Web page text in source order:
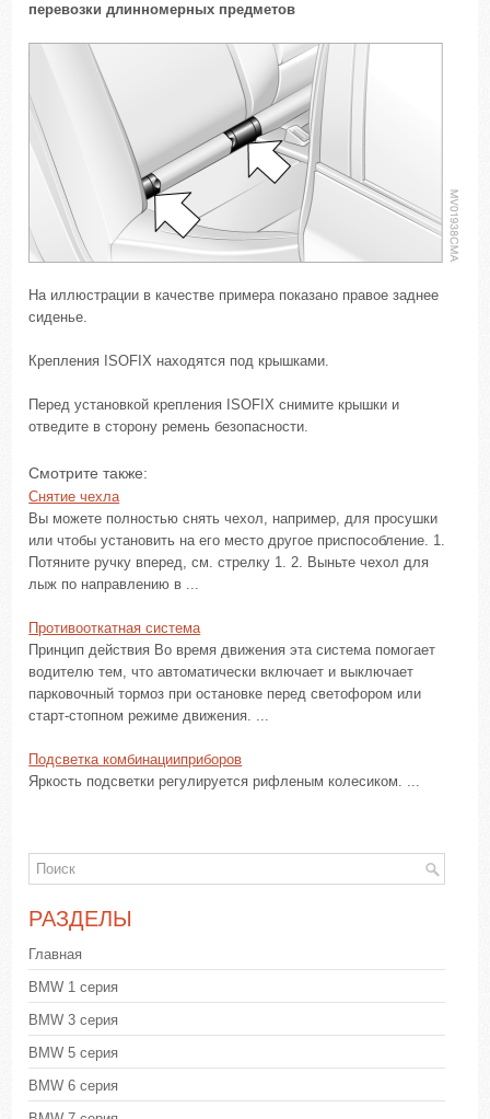
перевозки длинномерных предметов
На иллюстрации в качестве примера показано правое заднее
сиденье.
Крепления ISOFIX находятся под крышками.
Перед установкой крепления ISOFIX снимите крышки и
отведите в сторону ремень безопасности.
Смотрите также:
Снятие чехла
Вы можете полностью снять чехол, например, для просушки
или чтобы установить на его место другое приспособление. 1.
Потяните ручку вперед, см. стрелку 1. 2. Выньте чехол для
лыж по направлению в ...
Противооткатная система
Принцип действия Во время движения эта система помогает
водителю тем, что автоматически включает и выключает
парковочный тормоз при остановке перед светофором или
старт-стопном режиме движения. ...
Подсветка комбинацииприборов
Яркость подсветки регулируется рифленым колесиком. ...
РАЗДЕЛЫ
Главная
BMW 1 серия
BMW 3 серия
BMW 5 серия
BMW 6 серия